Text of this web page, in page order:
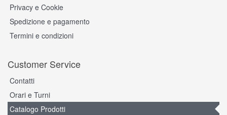
Privacy e Cookie
Spedizione e pagamento
Termini e condizioni
Customer Service
Contatti
Orari e Turni
Catalogo Prodotti